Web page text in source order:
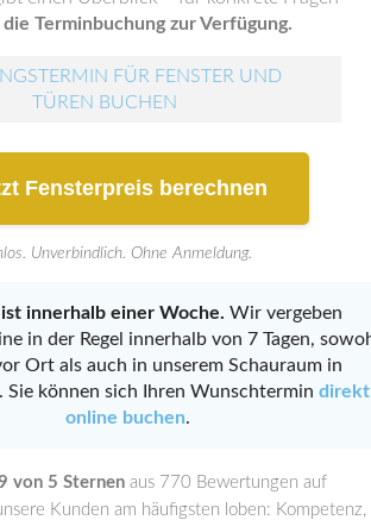
Terminbuchung zur Verfügung.
FÜR FENSTER UND
TÜREN BUCHEN
Fensterpreis berechnen
Unverbindlich. Ohne Anmeldung.
innerhalb einer Woche. Wir vergeben
in der Regel innerhalb von 7 Tagen,
Ort als auch in unserem Schauraum in
Sie können sich Ihren Wunschtermin direkt
online buchen.
von 5 Sternen aus 770 Bewertungen auf
Kunden am häufigsten loben: Kompetenz,